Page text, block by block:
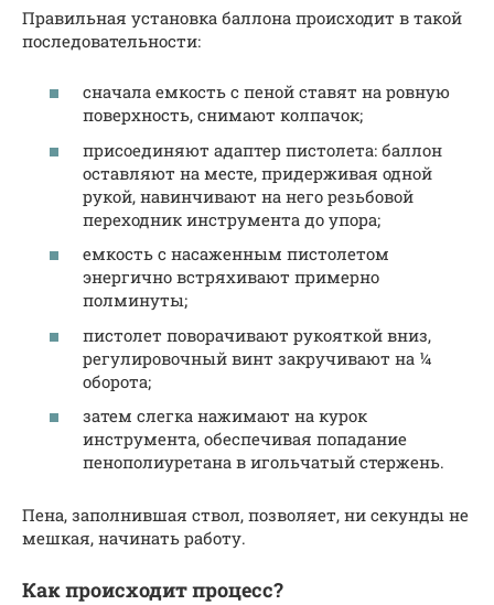
Правильная установка баллона происходит в такой
последовательности:
сначала емкость с пеной ставят на ровную
поверхность, снимают колпачок;
присоединяют адаптер пистолета: баллон
оставляют на месте, придерживая одной
рукой, навинчивают на него резьбовой
переходник инструмента до упора;
емкость с насаженным пистолетом
энергично встряхивают примерно
полминуты;
пистолет поворачивают рукояткой вниз,
регулировочный винт закручивают на ¼
оборота;
затем слегка нажимают на курок
инструмента, обеспечивая попадание
пенополиуретана в игольчатый стержень.
Пена, заполнившая ствол, позволяет, ни секунды не
мешкая, начинать работу.
Как происходит процесс?